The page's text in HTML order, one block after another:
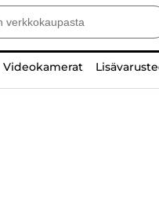
Videokamerat